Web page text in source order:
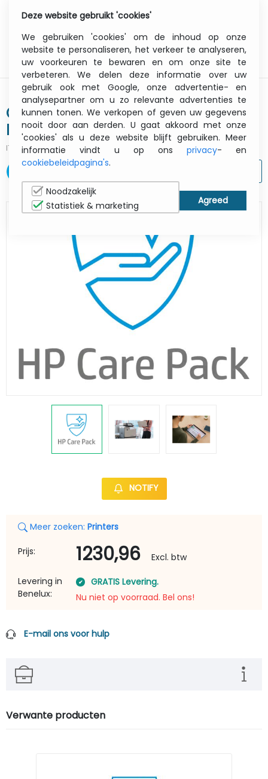
Care Pack - 3 Years 4hrs Onsite
Response - 13x5 (UF011E)
ITCurry #:11648002 | Article #: UF011E
NOTIFY
Meer zoeken: Printers
Prijs: 1230,96
Excl. btw
Levering in
Benelux:
GRATIS Levering.
Nu niet op voorraad. Bel ons!
E-mail ons voor hulp
Verwante producten
Deze website gebruikt 'cookies'
We gebruiken 'cookies' om de inhoud op onze
website te personaliseren, het verkeer te analyseren,
uw voorkeuren te bewaren en om onze site te
verbeteren. We delen deze informatie over uw
gebruik ook met Google, onze advertentie- en
analysepartner om u zo relevante advertenties te
kunnen tonen. We verkopen of geven uw gegevens
nooit door aan derden. U gaat akkoord met onze
'cookies' als u deze website blijft gebruiken. Meer
informatie vindt u op ons privacy- en
cookiebeleidpagina's.
Noodzakelijk
Statistiek & marketing